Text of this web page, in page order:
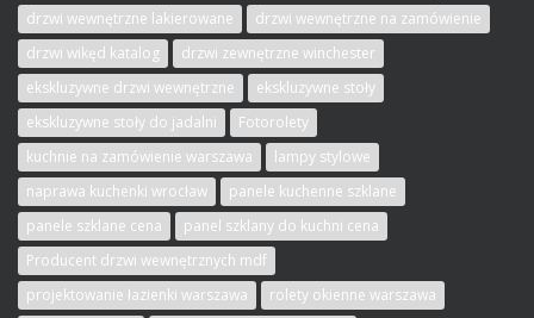
drzwi wewnętrzne lakierowane
drzwi wewnętrzne na zamówienie
drzwi wikęd katalog
drzwi zewnętrzne winchester
ekskluzywne drzwi wewnętrzne
ekskluzywne stoły
ekskluzywne stoły do jadalni
Fotorolety
kuchnie na zamówienie warszawa
lampy stylowe
naprawa kuchenki wrocław
panele kuchenne szklane
panele szklane cena
panel szklany do kuchni cena
Producent drzwi wewnętrznych mdf
projektowanie łazienki warszawa
rolety okienne warszawa